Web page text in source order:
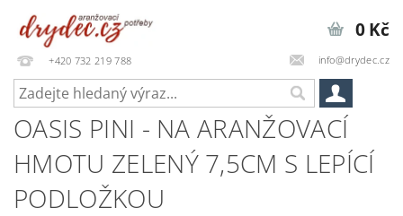
+420 732 219 788 info@drydec.cz
0 Kč
OASIS PINI - NA ARANŽOVACÍ
HMOTU ZELENÝ 7,5CM S LEPÍCÍ
PODLOŽKOU